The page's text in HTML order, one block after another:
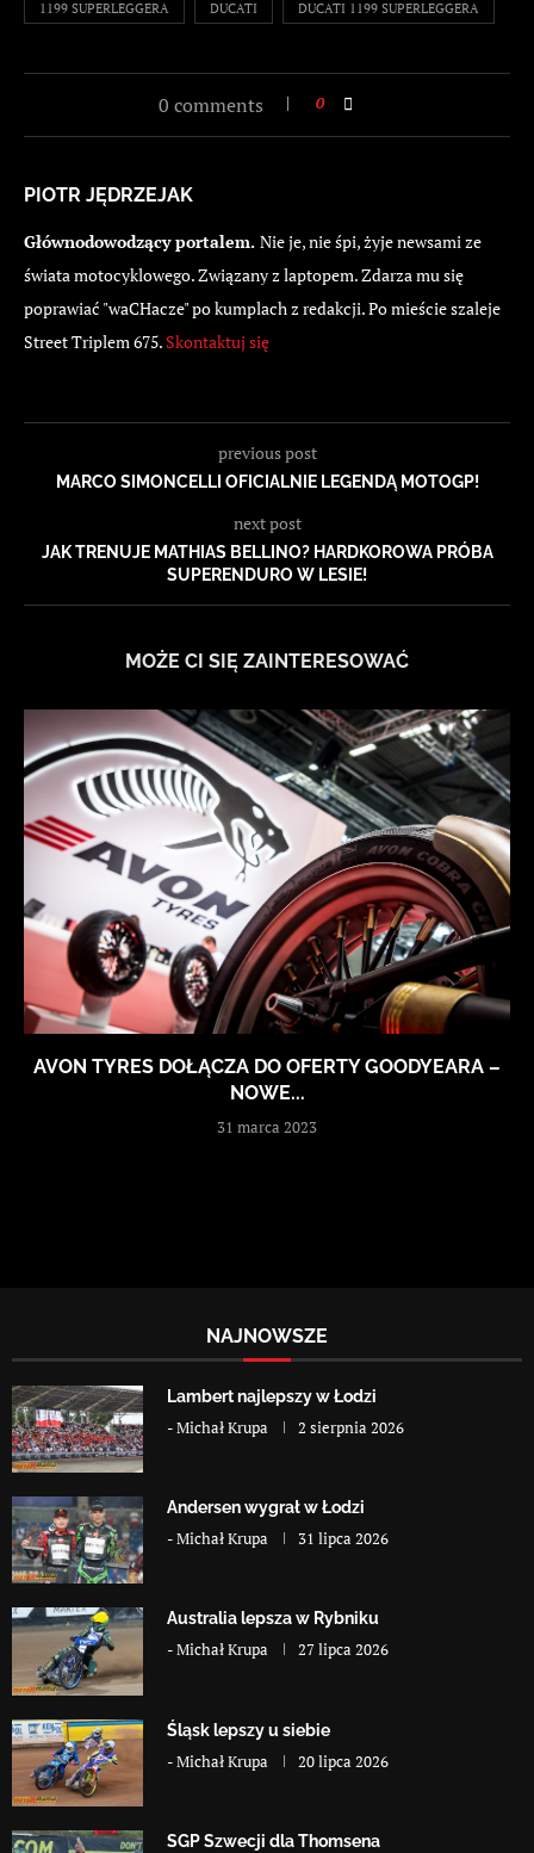
1199 SUPERLEGGERA DUCATI DUCATI 1199 SUPERLEGGERA
0 comments 0
PIOTR JĘDRZEJAK
Głównodowodzący portalem. Nie je, nie śpi, żyje newsami ze
świata motocyklowego. Związany z laptopem. Zdarza mu się
poprawiać "waCHacze" po kumplach z redakcji. Po mieście szaleje
Street Triplem 675. Skontaktuj się
previous post
MARCO SIMONCELLI OFICIALNIE LEGENDĄ MOTOGP!
next post
JAK TRENUJE MATHIAS BELLINO? HARDKOROWA PRÓBA
SUPERENDURO W LESIE!
MOŻE CI SIĘ ZAINTERESOWAĆ
AVON TYRES DOŁĄCZA DO OFERTY GOODYEARA –
NOWE...
31 marca 2023
NAJNOWSZE
Lambert najlepszy w Łodzi
-Michał Krupa 2 sierpnia 2026
Andersen wygrał w Łodzi
-Michał Krupa 31 lipca 2026
Australia lepsza w Rybniku
-Michał Krupa 27 lipca 2026
Śląsk lepszy u siebie
-Michał Krupa 20 lipca 2026
SGP Szwecji dla Thomsena